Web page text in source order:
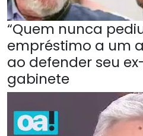
“Quem nunca
empréstimo a um
ao defender seu
gabinete